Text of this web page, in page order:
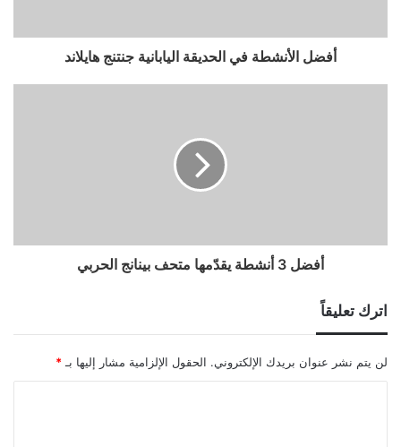
أفضل الأنشطة في الحديقة اليابانية جنتنج هايلاند
أفضل 3 أنشطة يقدّمها متحف بينانج الحربي
اترك تعليقاً
لن يتم نشر عنوان بريدك الإلكتروني. الحقول الإلزامية مشار إليها بـ *